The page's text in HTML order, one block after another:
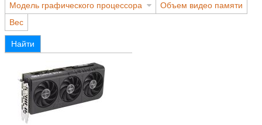
Модель графического процессора
Объем видео памяти
Вес
Найти